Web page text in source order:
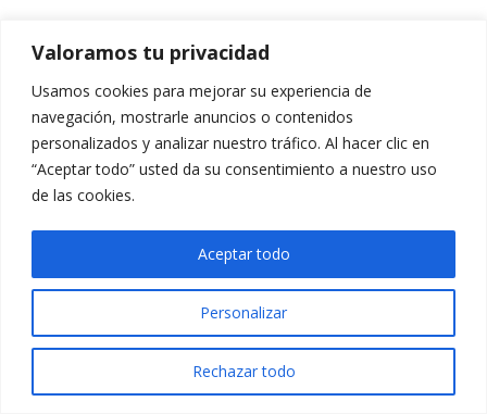
Valoramos tu privacidad
Usamos cookies para mejorar su experiencia de
navegación, mostrarle anuncios o contenidos
personalizados y analizar nuestro tráfico. Al hacer clic en
“Aceptar todo” usted da su consentimiento a nuestro uso
de las cookies.
Personalizar
Rechazar todo
Aceptar todo
elaborado por CEIDEN
Pueden descargarlo pinchando aquí.